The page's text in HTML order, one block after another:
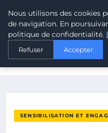
MALTA CLIMATE
ACCUEIL
POLITIQUES PUBLIQUES :
SENSIBILISATION ET
Nous utilisons des cookies
de navigation. En
politique de confidentialité.
Refuser Accepter